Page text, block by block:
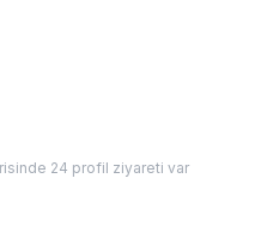
24 profil ziyareti var